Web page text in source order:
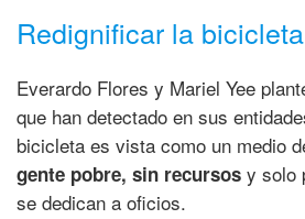
Redignificar la bicicleta
Everardo Flores y Mariel Yee
que han detectado en sus
bicicleta es vista como un medio
gente pobre, sin recursos y solo
se dedican a oficios.